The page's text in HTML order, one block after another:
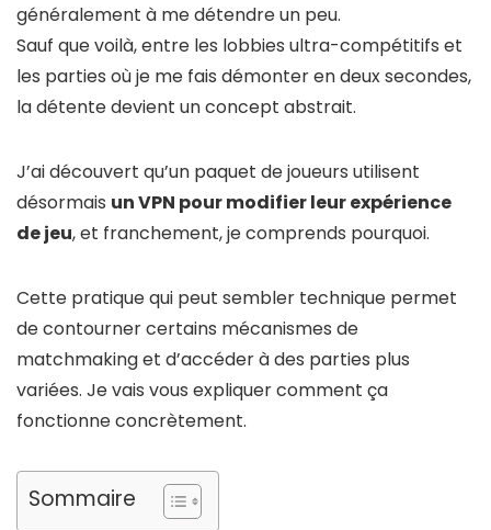
généralement à me détendre un peu.
Sauf que voilà, entre les lobbies ultra-compétitifs et
les parties où je me fais démonter en deux secondes,
la détente devient un concept abstrait.
J’ai découvert qu’un paquet de joueurs utilisent
désormais un VPN pour modifier leur expérience
de jeu, et franchement, je comprends pourquoi.
Cette pratique qui peut sembler technique permet
de contourner certains mécanismes de
matchmaking et d’accéder à des parties plus
variées. Je vais vous expliquer comment ça
fonctionne concrètement.
Sommaire